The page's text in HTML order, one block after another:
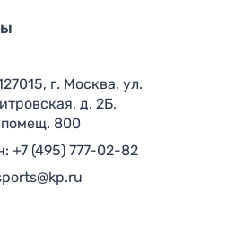
г. Москва, ул.
д. 2Б,
800
+7 (495) 777-02-82